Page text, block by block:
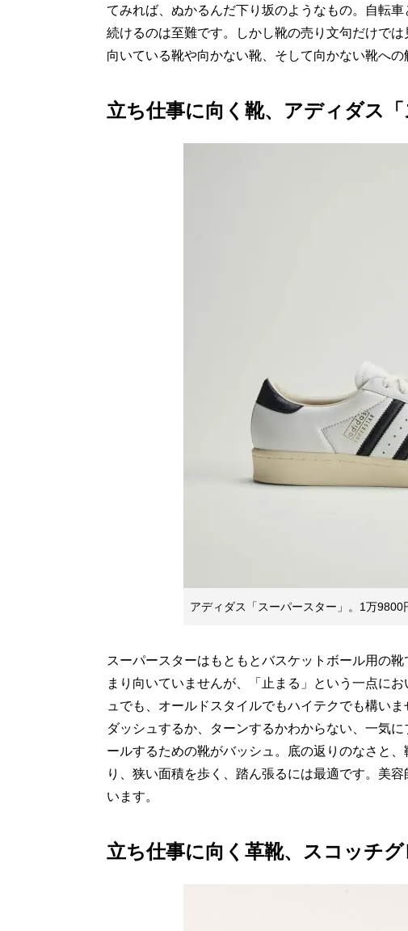
てみれば、ぬかるんだ下り坂のようなもの。自転
続けるのは至難です。しかし靴の売り文句だけで
向いている靴や向かない靴、そして向かない靴への
立ち仕事に向く靴、アディダス「
アディダス「スーパースター」。1万9800
スーパースターはもともとバスケットボール用の
まり向いていませんが、「止まる」という一点に
ュでも、オールドスタイルでもハイテクでも構い
ダッシュするか、ターンするかわからない、一気
ールするための靴がバッシュ。底の返りのなさと
り、狭い面積を歩く、踏ん張るには最適です。美
います。
立ち仕事に向く革靴、スコッチグ